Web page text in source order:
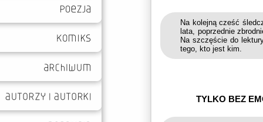
Na kolejną cześć
lata, poprzednie
Na szczęście do
tego, kto jest kim.
TYLKO BEZ